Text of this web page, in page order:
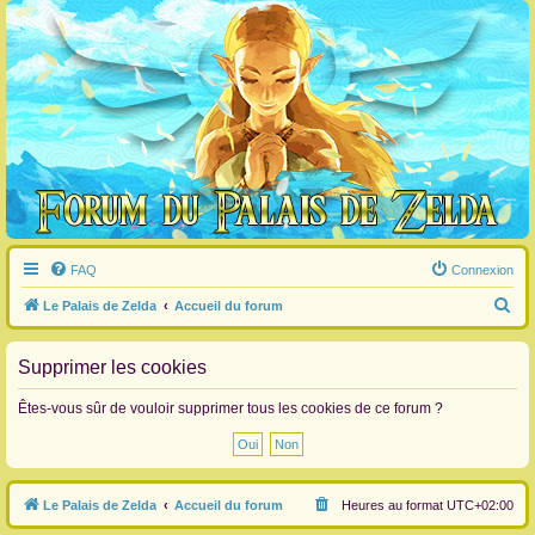
FAQ Connexion
Le Palais de Zelda Accueil du forum
e
h
h
Supprimer les cookies
Êtes-vous sûr de vouloir supprimer tous les cookies de ce forum ?
Le Palais de Zelda Accueil du forum Heures au format UTC+02:00